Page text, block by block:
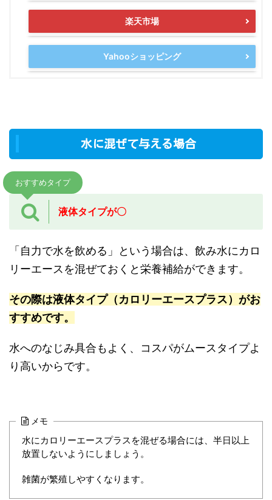
楽天市場
Yahooショッピング
水に混ぜて与える場合
おすすめタイプ
液体タイプが〇
「自力で水を飲める」という場合は、飲み水にカロ
リーエースを混ぜておくと栄養補給ができます。
その際は液体タイプ（カロリーエースプラス）がお
すすめです。
水へのなじみ具合もよく、コスパがムースタイプよ
り高いからです。
メモ
水にカロリーエースプラスを混ぜる場合には、半日以上
放置しないようにしましょう。
雑菌が繁殖しやすくなります。